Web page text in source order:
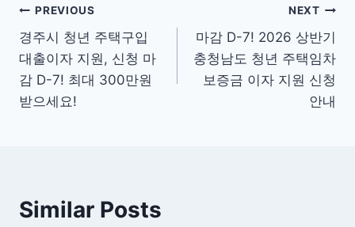
글
탐
색
PREVIOUS
경주시 청년 주택구입
대출이자 지원, 신청 마
감 D-7! 최대 300만원
받으세요!
NEXT
마감 D-7! 2026 상반기
충청남도 청년 주택임차
보증금 이자 지원 신청
안내
Similar Posts